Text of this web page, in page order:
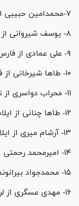
۷-محمدامین حبیبی از فارس
۸- یوسف شیروانی از فارس
۹- علی عمادی از فارس
۱۰- طا‌ها شیرخانی از فارس
۱۱- محراب دواسری از تهران
۱۲- طا‌ها چنانی از ایلام
۱۳- آرشام میری از ایلام
۱۴- امیرمحمد رحمتی از لرستان
۱۵- محمدجواد بیرانوند از لرستان
۱۶- مهدی عسگری از لرستان